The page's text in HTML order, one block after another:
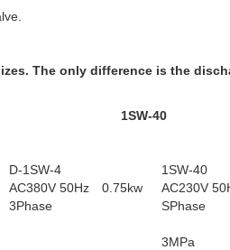
The only difference is the
1SW-40
D-1SW-4
1SW-40
AC380V 50Hz 0.75kw
AC230V
3Phase
SPhase
3MPa